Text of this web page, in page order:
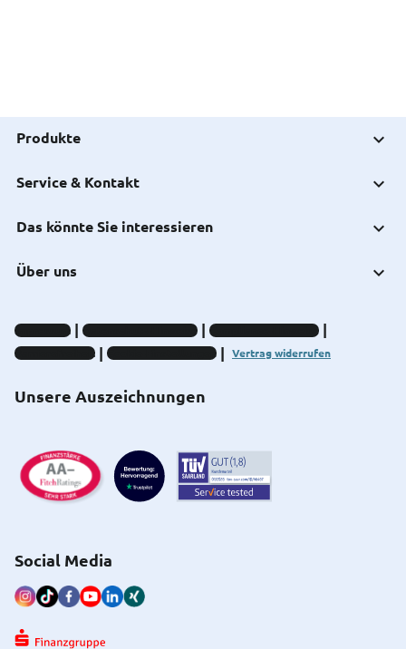
Produkte
Service & Kontakt
Das könnte Sie interessieren
Über uns
Unsere Auszeichnungen
Impressum Datenschutz-Hinweise
Compliance-Hinweise
Barrierefreiheit
Cookie-Einstellungen Vertrag widerrufen
Social Media